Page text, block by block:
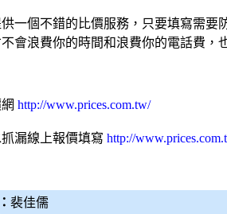
供一個不錯的比價服務，只要填寫需
會浪費你的時間和浪費你的電話費，
http://www.prices.com.tw/
漏線上報價填寫 http://
裴佳儒